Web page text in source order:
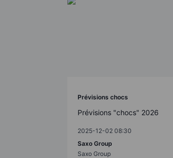
Prévisions chocs
Prévisions "chocs" 2026
2025-12-02 08:30
Saxo Group
Saxo Group